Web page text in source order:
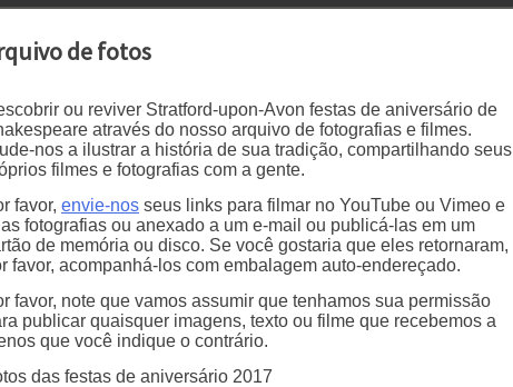
de fotos
ou reviver Stratford-upon-Avon festas de aniversário de
através do nosso arquivo de fotografias e filmes.
nos a ilustrar a história de sua tradição, compartilhando seus
filmes e fotografias com a gente.
favor, envie-nos seus links para filmar no YouTube ou Vimeo e
fotografias ou anexado a um e-mail ou publicá-las em um
de memória ou disco. Se você gostaria que eles retornaram,
favor, acompanhá-los com embalagem auto-endereçado.
favor, note que vamos assumir que tenhamos sua permissão
publicar quaisquer imagens, texto ou filme que recebemos a
que você indique o contrário.
das festas de aniversário 2017